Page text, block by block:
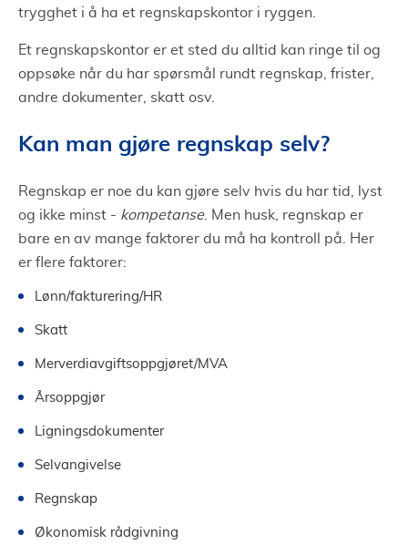
trygghet i å ha et regnskapskontor i ryggen.
Et regnskapskontor er et sted du alltid kan ringe til og
oppsøke når du har spørsmål rundt regnskap, frister,
andre dokumenter, skatt osv.
Kan man gjøre regnskap selv?
Regnskap er noe du kan gjøre selv hvis du har tid, lyst
og ikke minst - kompetanse. Men husk, regnskap er
bare en av mange faktorer du må ha kontroll på. Her
er flere faktorer:
Lønn/fakturering/HR
Skatt
Merverdiavgiftsoppgjøret/MVA
Årsoppgjør
Ligningsdokumenter
Selvangivelse
Regnskap
Økonomisk rådgivning